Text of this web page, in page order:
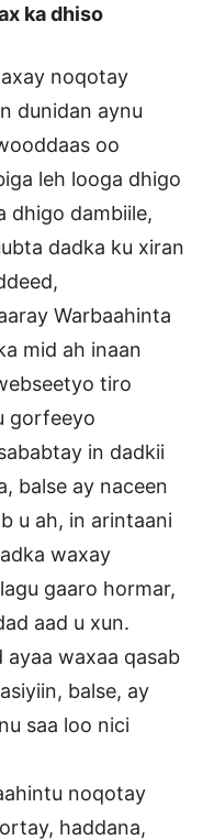
ka dhiso
noqotay
dunidan aynu
oo
leh looga dhigo
dhigo dambiile,
dadka ku xiran
Warbaahinta
mid ah inaan
tiro
gorfeeyo
in dadkii
balse ay naceen
u ah, in arintaani
waxay
gaaro hormar,
aad u xun.
ayaa waxaa qasab
balse, ay
saa loo nici
noqotay
haddana,